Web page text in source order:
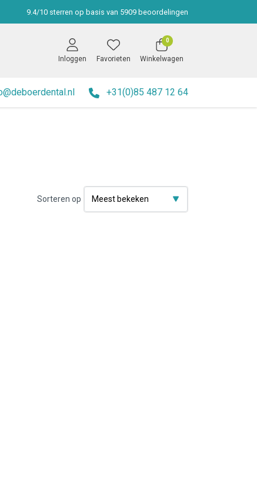
9.4/10 sterren op basis van 5909 beoordelingen
Inloggen Favorieten
0
Winkelwagen
+31(0)85 487 12 64
Sorteren op